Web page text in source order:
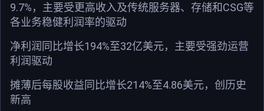
9.7%，主要受更高收入及传统服务器、存储和CSG等
各业务稳健利润率的驱动
净利润同比增长194%至32亿美元，主要受强劲运营
利润驱动
摊薄后每股收益同比增长214%至4.86美元，创历史
新高